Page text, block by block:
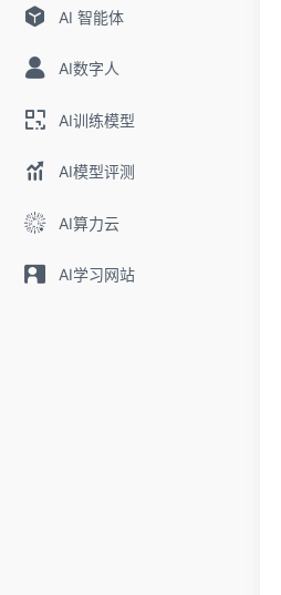
AI 智能体
AI数字人
AI训练模型
AI模型评测
AI算力云
AI学习网站